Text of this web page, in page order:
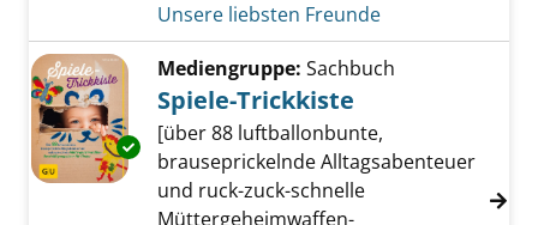
Unsere liebsten Freunde
Exemplar-Details von Spiele-Trickkiste
Mediengruppe: Sachbuch
Spiele-Trickkiste
[über 88 luftballonbunte,
brauseprickelnde Alltagsabenteuer
und ruck-zuck-schnelle
Müttergeheimwaffen-